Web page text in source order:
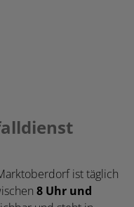
ist täglich
8 Uhr und